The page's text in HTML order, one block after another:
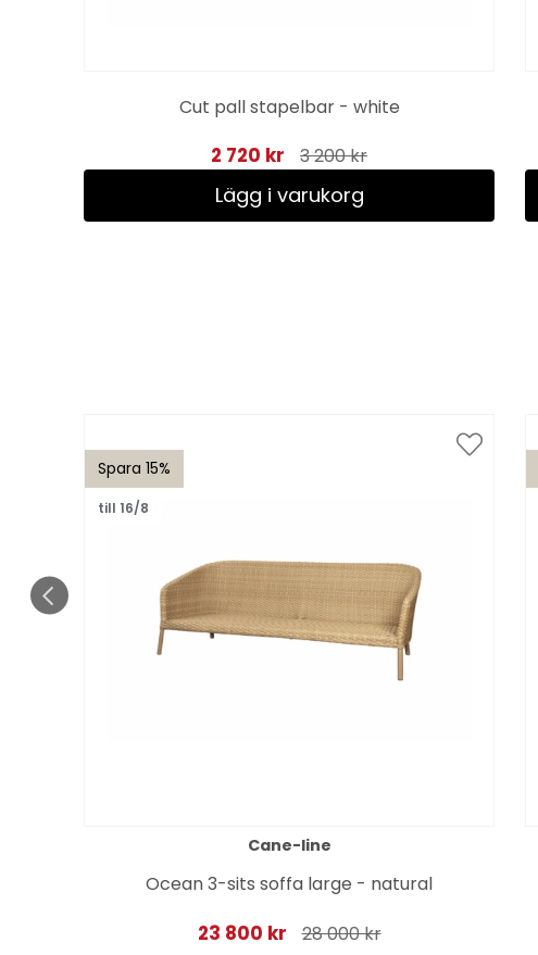
Cut pall stapelbar - white
2 720 kr 3 200 kr
Lägg i varukorg
Spara 15%
till 16/8
Cane-line
Ocean 3-sits soffa large - natural
23 800 kr 28 000 kr